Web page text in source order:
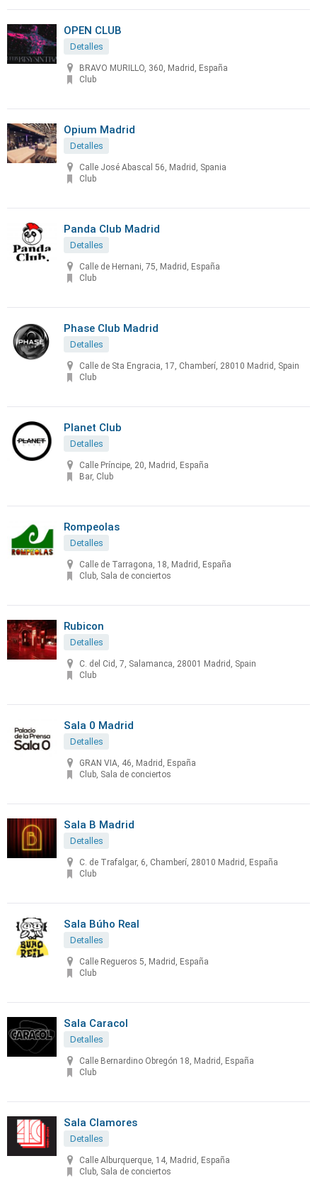
OPEN CLUB
Detalles
BRAVO MURILLO, 360, Madrid, España
Club
Opium Madrid
Detalles
Calle José Abascal 56, Madrid, Spania
Club
Panda Club Madrid
Detalles
Calle de Hernani, 75, Madrid, España
Club
Phase Club Madrid
Detalles
Calle de Sta Engracia, 17, Chamberí, 28010 Madrid, Spain
Club
Planet Club
Detalles
Calle Príncipe, 20, Madrid, España
Bar, Club
Rompeolas
Detalles
Calle de Tarragona, 18, Madrid, España
Club, Sala de conciertos
Rubicon
Detalles
C. del Cid, 7, Salamanca, 28001 Madrid, Spain
Club
Sala 0 Madrid
Detalles
GRAN VIA, 46, Madrid, España
Club, Sala de conciertos
Sala B Madrid
Detalles
C. de Trafalgar, 6, Chamberí, 28010 Madrid, España
Club
Sala Búho Real
Detalles
Calle Regueros 5, Madrid, España
Club
Sala Caracol
Detalles
Calle Bernardino Obregón 18, Madrid, España
Club
Sala Clamores
Detalles
Calle Alburquerque, 14, Madrid, España
Club, Sala de conciertos